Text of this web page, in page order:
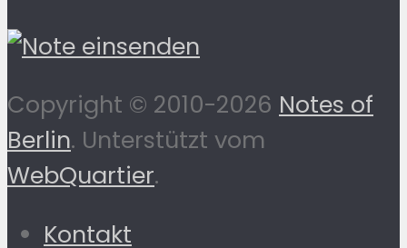
Copyright © 2010-2026 Notes of
Berlin. Unterstützt vom
WebQuartier.
Kontakt